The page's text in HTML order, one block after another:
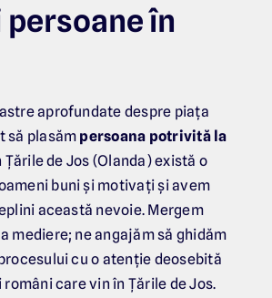
în
aprofundate despre piața
să plasăm persoana potrivită la
Țările de Jos (Olanda) există o
buni și motivați și avem
această nevoie. Mergem
mediere; ne angajăm să ghidăm
cu o atenție deosebită
care vin în Țările de Jos.